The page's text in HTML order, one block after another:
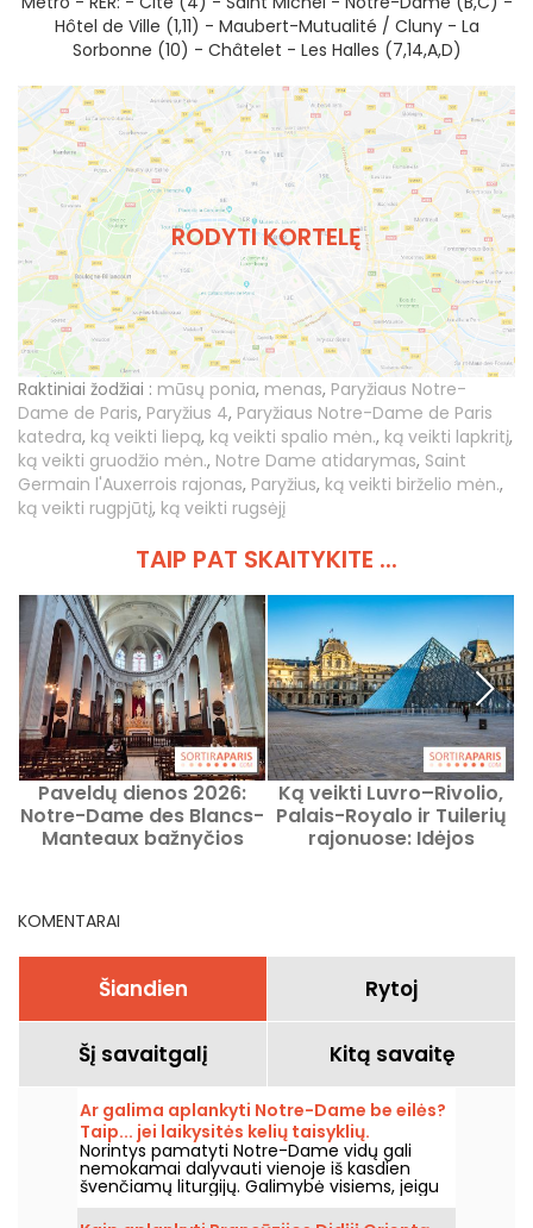
Hôtel de Ville (1,11) - Maubert-Mutualité / Cluny - La
Sorbonne (10) - Châtelet - Les Halles (7,14,A,D)
RODYTI KORTELĘ
Raktiniai žodžiai : mūsų ponia, menas, Paryžiaus Notre-
Dame de Paris, Paryžius 4, Paryžiaus Notre-Dame de Paris
katedra, ką veikti liepą, ką veikti spalio mėn., ką veikti lapkritį,
ką veikti gruodžio mėn., Notre Dame atidarymas, Saint
Germain l'Auxerrois rajonas, Paryžius, ką veikti birželio mėn.,
ką veikti rugpjūtį, ką veikti rugsėjį
TAIP PAT SKAITYKITE ...
Paveldų dienos 2026:
Notre-Dame des Blancs-
Manteaux bažnyčios
Ką veikti Luvro–Rivolio,
Palais-Royalo ir Tuilerių
rajonuose: Idėjos
KOMENTARAI
Šiandien Rytoj
Šį savaitgalį Kitą savaitę
Ar galima aplankyti Notre-Dame be eilės?
Taip... jei laikysitės kelių taisyklių.
Norintys pamatyti Notre-Dame vidų gali
nemokamai dalyvauti vienoje iš kasdien
švenčiamų liturgijų. Galimybė visiems, jeigu
atvykstate iš pradžių norėdami dalyvauti
liturgijoje arba laikytis jos eigos. Paaiškiname,